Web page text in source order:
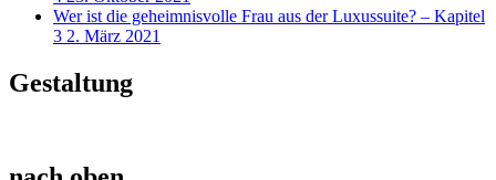
Wer ist die geheimnisvolle Frau aus der Luxussuite? – Kapitel
3 2. März 2021
Gestaltung